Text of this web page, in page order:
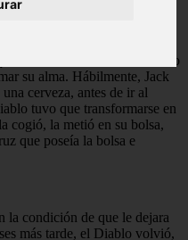
a un avaro borracho llamado
su alma. Hábilmente, Jack
cerveza, antes de ir al
tuvo que transformarse en
cogió, la metió en su bolsa,
que poseía la bolsa e
la condición de que le dejara
más tarde, el Diablo volvió,